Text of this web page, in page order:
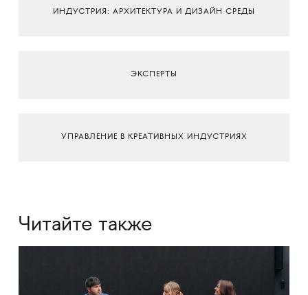
ИНДУСТРИЯ: АРХИТЕКТУРА И ДИЗАЙН СРЕДЫ
ЭКСПЕРТЫ
УПРАВЛЕНИЕ В КРЕАТИВНЫХ ИНДУСТРИЯХ
Читайте также